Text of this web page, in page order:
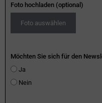
Foto hochladen (optional)
Foto auswählen
Möchten Sie sich für den
Ja
Nein